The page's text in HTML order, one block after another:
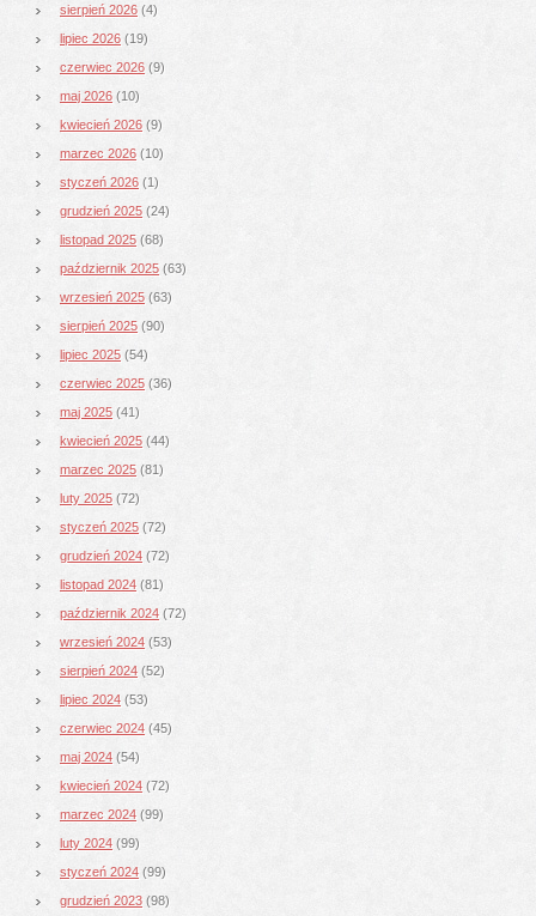
sierpień 2026 (4)
lipiec 2026 (19)
czerwiec 2026 (9)
maj 2026 (10)
kwiecień 2026 (9)
marzec 2026 (10)
styczeń 2026 (1)
grudzień 2025 (24)
listopad 2025 (68)
październik 2025 (63)
wrzesień 2025 (63)
sierpień 2025 (90)
lipiec 2025 (54)
czerwiec 2025 (36)
maj 2025 (41)
kwiecień 2025 (44)
marzec 2025 (81)
luty 2025 (72)
styczeń 2025 (72)
grudzień 2024 (72)
listopad 2024 (81)
październik 2024 (72)
wrzesień 2024 (53)
sierpień 2024 (52)
lipiec 2024 (53)
czerwiec 2024 (45)
maj 2024 (54)
kwiecień 2024 (72)
marzec 2024 (99)
luty 2024 (99)
styczeń 2024 (99)
grudzień 2023 (98)